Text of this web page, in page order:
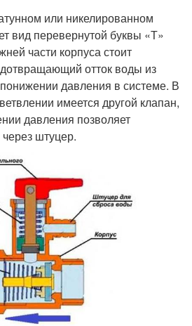
или никелированном
вид перевернутой буквы «Т»
части корпуса стоит
отток воды из
давления в системе. В
имеется другой клапан,
давления позволяет
штуцер.